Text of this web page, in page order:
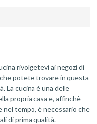
rivolgetevi ai negozi di
che potete trovare in questa
La cucina è una delle
propria casa e, affinchè
nel tempo, è necessario che
di prima qualità.